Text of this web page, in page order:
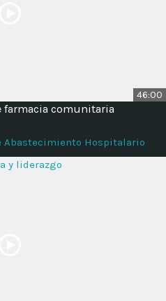
46:00
farmacia comunitaria
Abastecimiento Hospitalario